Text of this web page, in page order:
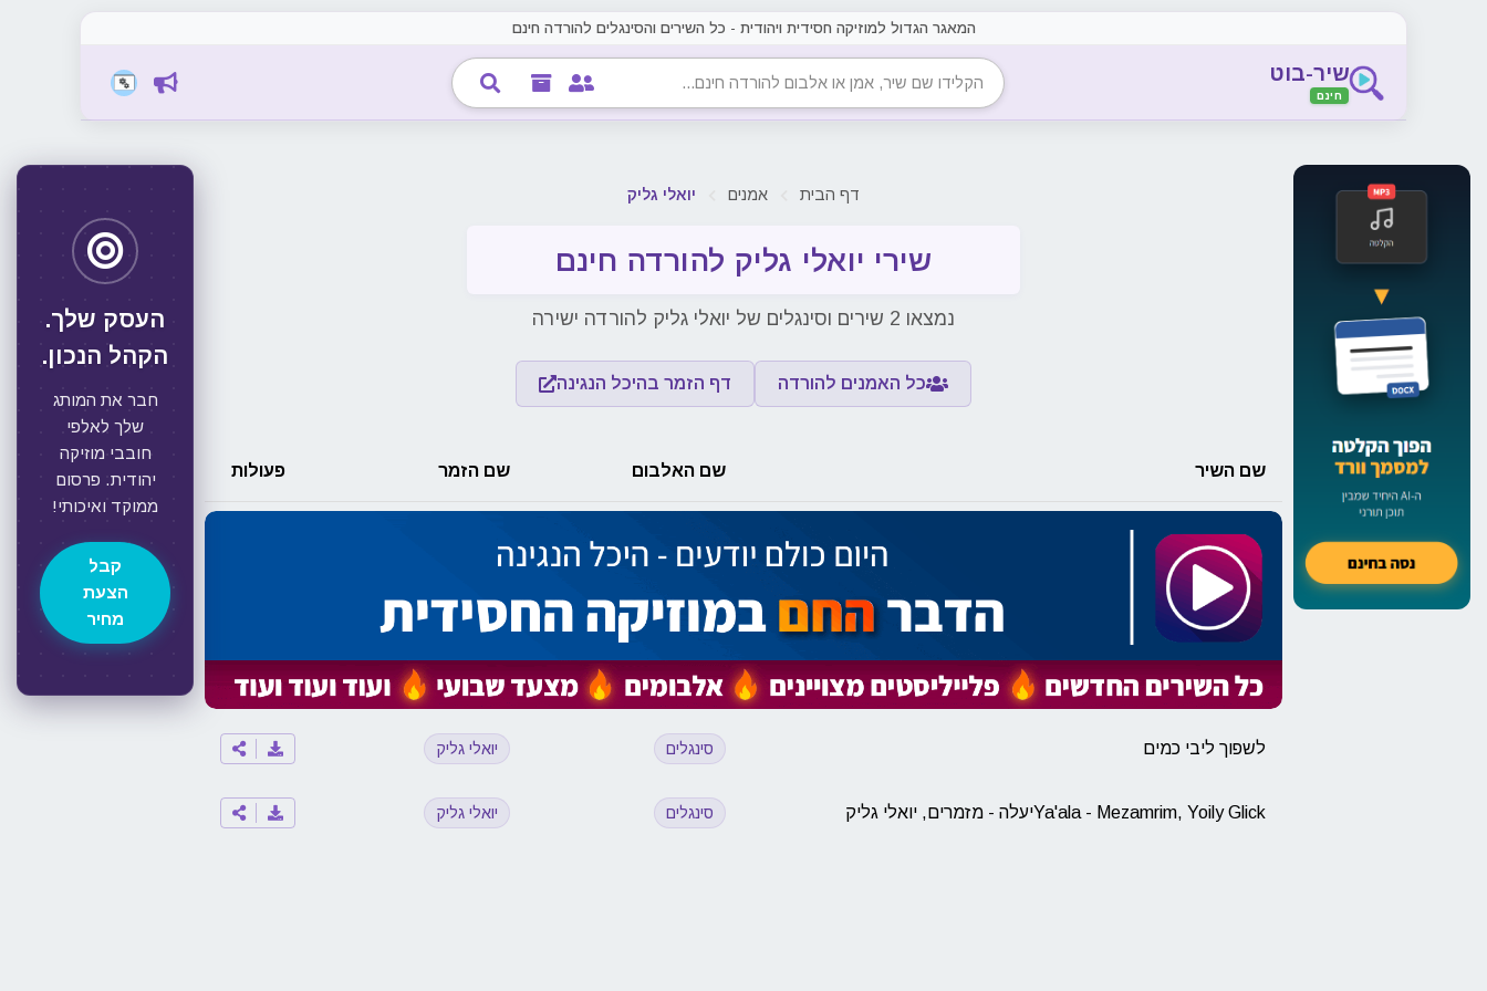
המאגר הגדול למוזיקה חסידית ויהודית - כל השירים והסינגלים להורדה חינם
שיר-בוט
חינם
דף הבית אמנים יואלי גליק
שירי יואלי גליק להורדה חינם
נמצאו 2 שירים וסינגלים של יואלי גליק להורדה ישירה
כל האמנים להורדה דף הזמר בהיכל הנגינה
שם השיר שם האלבום שם הזמר פעולות
לשפוך ליבי כמים סינגלים יואלי גליק
Ya'ala - Mezamrim, Yoily Glickיעלה - מזמרים, יואלי גליק סינגלים יואלי גליק
העסק שלך.
הקהל הנכון.
חבר את המותג
שלך לאלפי
חובבי מוזיקה
יהודית. פרסום
ממוקד ואיכותי!
קבל
הצעת
מחיר